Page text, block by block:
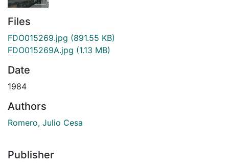
Files
FDO015269.jpg (891.55 KB)
FDO015269A.jpg (1.13 MB)
Date
1984
Authors
Romero, Julio Cesa
Publisher